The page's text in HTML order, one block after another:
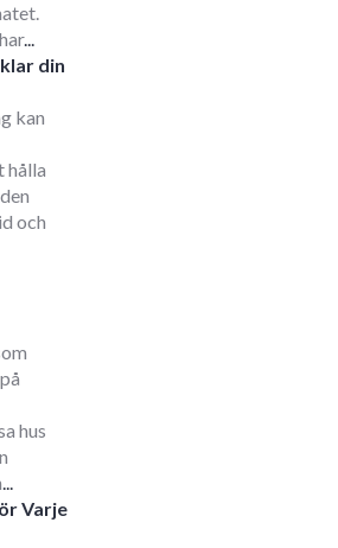
...
din
kan
hålla
och
hus
...
Varje